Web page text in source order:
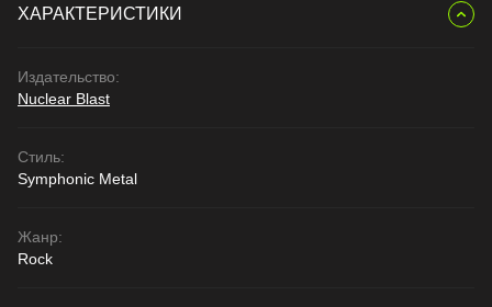
ХАРАКТЕРИСТИКИ
Издательство:
Nuclear Blast
Стиль:
Symphonic Metal
Жанр:
Rock